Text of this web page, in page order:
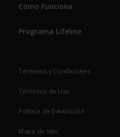
Cómo Funciona
Programa Lifeline
Términos y Condiciones
Términos de Uso
Política de Devolución
Mapa de Sitio